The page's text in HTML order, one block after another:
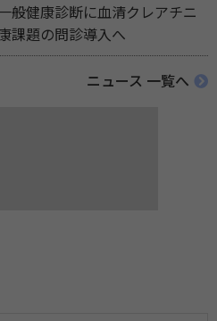
般健康診断に血清クレアチニ
課題の問診導入へ
ニュース 一覧へ